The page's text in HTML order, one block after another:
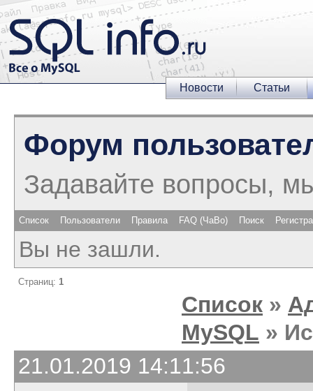
Новости Статьи
Форум
Задавайте вопросы,
Список Пользователи Правила FAQ (ЧаВо) Поиск
Вы не зашли.
Страниц: 1
Список »
MySQL »
21.01.2019 14:11:56